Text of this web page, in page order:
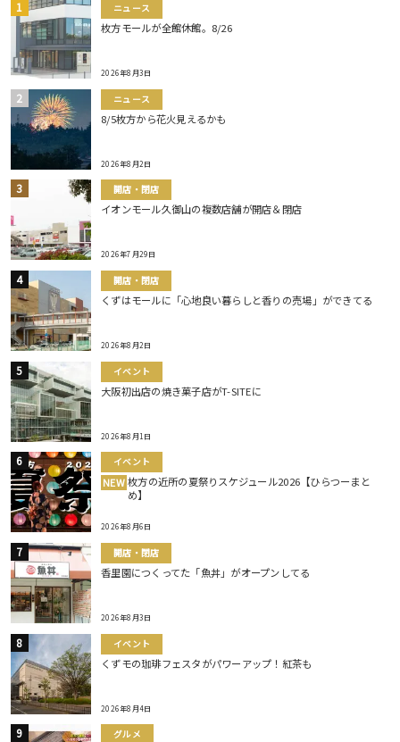
ニュース
枚方モールが全館休館。8/26
2026年8月3日
ニュース
8/5枚方から花火見えるかも
2026年8月2日
開店・閉店
イオンモール久御山の複数店舗が開店＆閉店
2026年7月29日
開店・閉店
くずはモールに「心地良い暮らしと香りの売場」ができてる
2026年8月2日
イベント
大阪初出店の焼き菓子店がT-SITEに
2026年8月1日
イベント
NEW 枚方の近所の夏祭りスケジュール2026【ひらつーまと
め】
2026年8月6日
開店・閉店
香里園につくってた「魚丼」がオープンしてる
2026年8月3日
イベント
くずモの珈琲フェスタがパワーアップ！紅茶も
2026年8月4日
グルメ